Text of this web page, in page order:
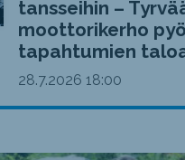
tansseihin –
moottorikerho
tapahtumien
28.7.2026 18:00